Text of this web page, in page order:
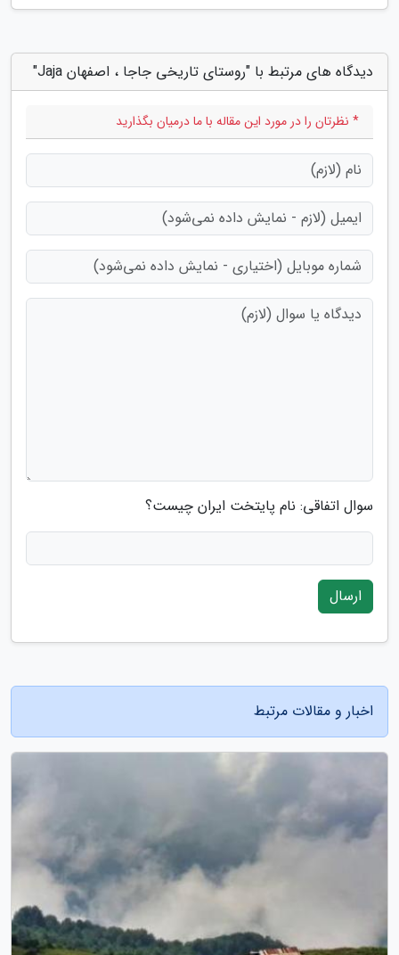
دیدگاه های مرتبط با "روستای تاریخی جاجا ، اصفهان Jaja"
* نظرتان را در مورد این مقاله با ما درمیان بگذارید
سوال اتفاقی: نام پایتخت ایران چیست؟
ارسال
اخبار و مقالات مرتبط